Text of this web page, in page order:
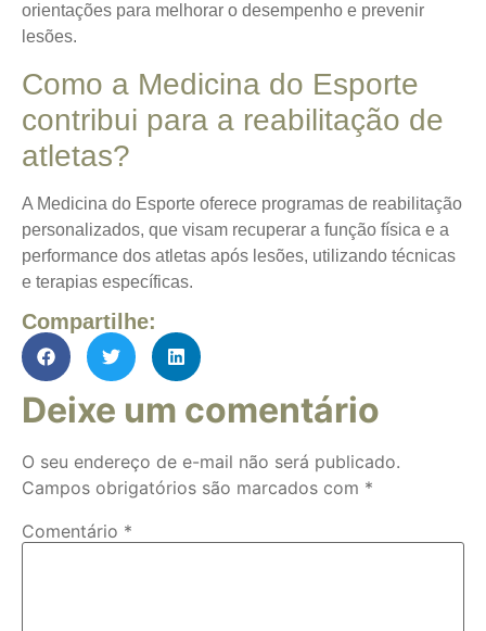
orientações para melhorar o desempenho e prevenir
lesões.
Como a Medicina do Esporte
contribui para a reabilitação de
atletas?
A Medicina do Esporte oferece programas de reabilitação
personalizados, que visam recuperar a função física e a
performance dos atletas após lesões, utilizando técnicas
e terapias específicas.
Compartilhe:
Deixe um comentário
O seu endereço de e-mail não será publicado.
Campos obrigatórios são marcados com *
Comentário *